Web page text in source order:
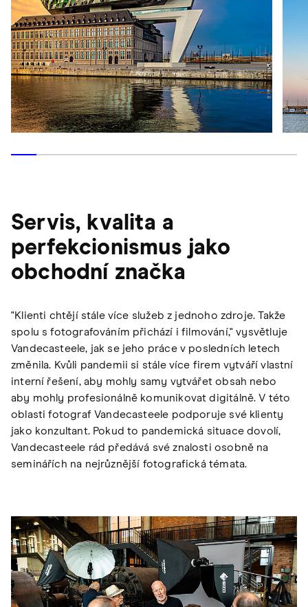
Servis, kvalita a
perfekcionismus jako
obchodní značka
"Klienti chtějí stále více služeb z jednoho zdroje. Takže
spolu s fotografováním přichází i filmování," vysvětluje
Vandecasteele, jak se jeho práce v posledních letech
změnila. Kvůli pandemii si stále více firem vytváří vlastní
interní řešení, aby mohly samy vytvářet obsah nebo
aby mohly profesionálně komunikovat digitálně. V této
oblasti fotograf Vandecasteele podporuje své klienty
jako konzultant. Pokud to pandemická situace dovolí,
Vandecasteele rád předává své znalosti osobně na
seminářích na nejrůznější fotografická témata.